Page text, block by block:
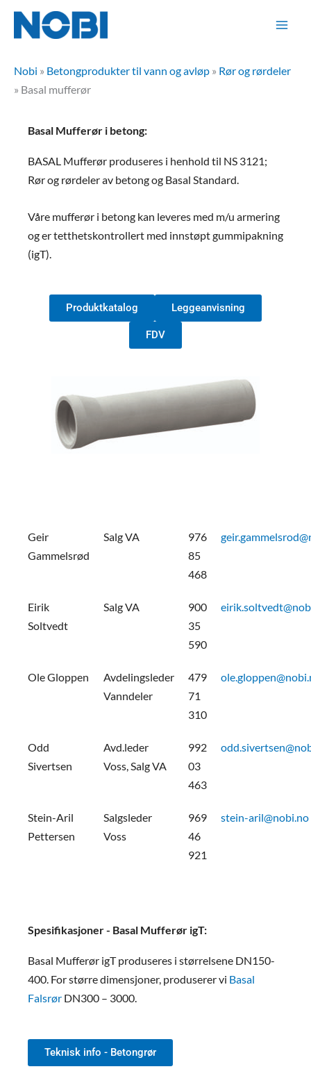
Hopp
innholdet
Nobi » Betongprodukter til vann og avløp » Rør og rørdeler
» Basal mufferør
Basal Mufferør i betong:
BASAL Mufferør produseres i henhold til NS 3121;
Rør og rørdeler av betong og Basal Standard.
Våre mufferør i betong kan leveres med m/u armering
og er tetthetskontrollert med innstøpt gummipakning
(igT).
Produktkatalog Leggeanvisning
FDV
Geir
Gammelsrød
Salg VA
976
85
468
Eirik
Soltvedt
Salg VA
900
35
590
Ole Gloppen
Avdelingsleder
Vanndeler
479
71
310
Odd
Sivertsen
Avd.leder
Voss, Salg VA
992
03
463
Stein-Aril
Pettersen
Salgsleder
Voss
969
46
921
stein-aril@nobi.no
Spesifikasjoner - Basal Mufferør igT:
Basal Mufferør igT produseres i størrelsene DN150-
400. For større dimensjoner, produserer vi Basal
Falsrør DN300 – 3000.
Teknisk info - Betongrør